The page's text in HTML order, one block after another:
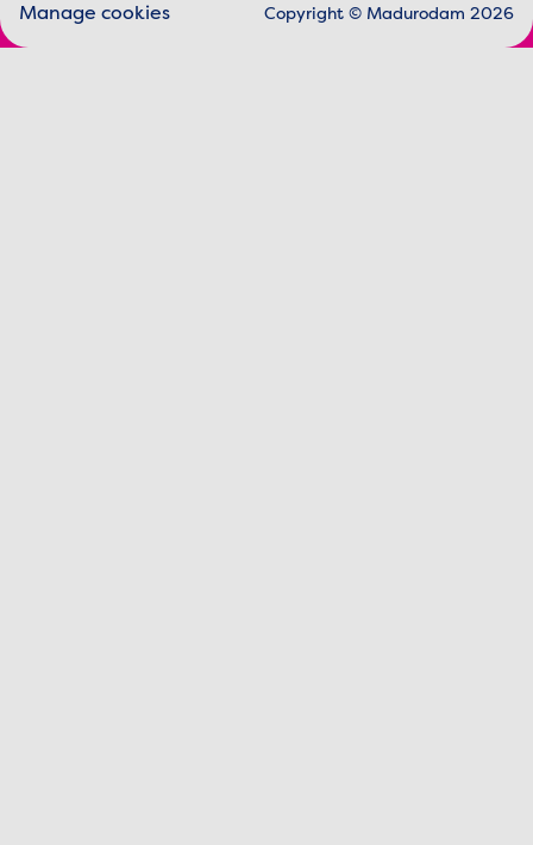
Legal information
Manage cookies Copyright © Madurodam 2026